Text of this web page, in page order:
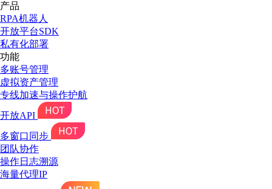
产品
RPA机器人
开放平台SDK
私有化部署
功能
多账号管理
虚拟资产管理
专线加速与操作护航
开放API
多窗口同步
团队协作
操作日志溯源
海量代理IP